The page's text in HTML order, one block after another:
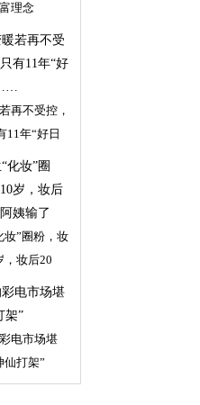
理念
再不受控，
11年“好日
妆”圈粉，妆
，妆后20
电市场堪
仙打架”